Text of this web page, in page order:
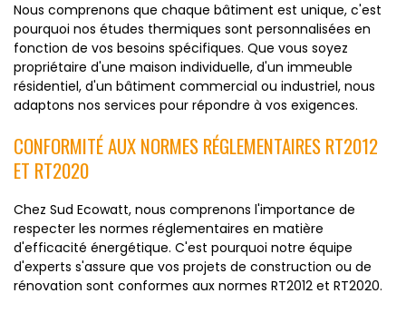
Nous comprenons que chaque bâtiment est unique, c'est
pourquoi nos études thermiques sont personnalisées en
fonction de vos besoins spécifiques. Que vous soyez
propriétaire d'une maison individuelle, d'un immeuble
résidentiel, d'un bâtiment commercial ou industriel, nous
adaptons nos services pour répondre à vos exigences.
CONFORMITÉ AUX NORMES RÉGLEMENTAIRES RT2012
ET RT2020
Chez Sud Ecowatt, nous comprenons l'importance de
respecter les normes réglementaires en matière
d'efficacité énergétique. C'est pourquoi notre équipe
d'experts s'assure que vos projets de construction ou de
rénovation sont conformes aux normes RT2012 et RT2020.